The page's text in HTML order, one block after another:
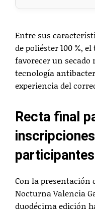
Entre sus
de poliéster 100 %,
favorecer un
tecnología
experiencia del
Recta final
participantes
Con la presentación
Nocturna Valencia
duodécima edición